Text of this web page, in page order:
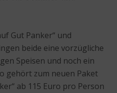
Gut Panker“ und
beide eine vorzügliche
Speisen und noch ein
gehört zum neuen Paket
ab 115 Euro pro Person